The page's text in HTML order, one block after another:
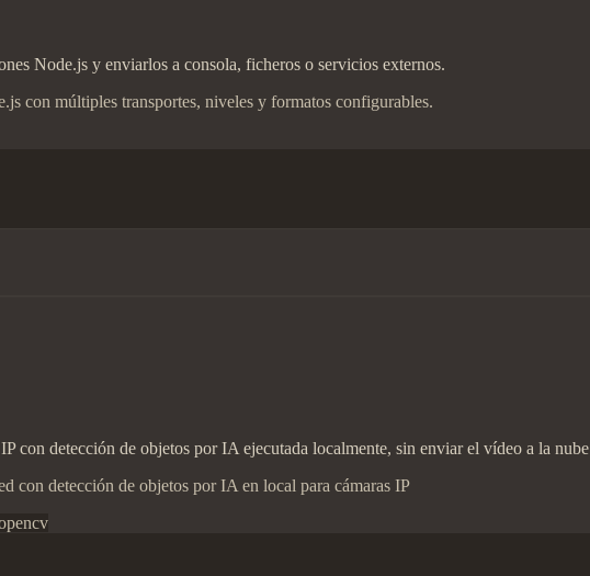
Node.js y enviarlos a consola, ficheros o servicios externos.
con múltiples transportes, niveles y formatos configurables.
con detección de objetos por IA ejecutada localmente, sin enviar el vídeo a la nube
con detección de objetos por IA en local para cámaras IP